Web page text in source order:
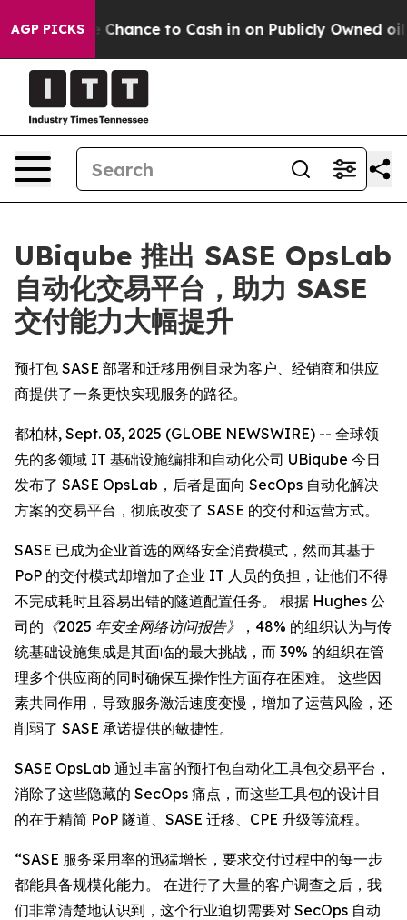
AGP PICKS
— the Chance to Cash in on Publicly Owned oil
UBiqube 推出 SASE OpsLab
自动化交易平台，助力 SASE
交付能力大幅提升
预打包 SASE 部署和迁移用例目录为客户、经销商和供应
商提供了一条更快实现服务的路径。
都柏林, Sept. 03, 2025 (GLOBE NEWSWIRE) -- 全球领
先的多领域 IT 基础设施编排和自动化公司 UBiqube 今日
发布了 SASE OpsLab，后者是面向 SecOps 自动化解决
方案的交易平台，彻底改变了 SASE 的交付和运营方式。
SASE 已成为企业首选的网络安全消费模式，然而其基于
PoP 的交付模式却增加了企业 IT 人员的负担，让他们不得
不完成耗时且容易出错的隧道配置任务。 根据 Hughes 公
司的 《2025 年安全网络访问报告》
，48% 的组织认为与传
统基础设施集成是其面临的最大挑战，而 39% 的组织在管
理多个供应商的同时确保互操作性方面存在困难。 这些因
素共同作用，导致服务激活速度变慢，增加了运营风险，还
削弱了 SASE 承诺提供的敏捷性。
SASE OpsLab 通过丰富的预打包自动化工具包交易平台，
消除了这些隐藏的 SecOps 痛点，而这些工具包的设计目
的在于精简 PoP 隧道、SASE 迁移、CPE 升级等流程。
“SASE 服务采用率的迅猛增长，要求交付过程中的每一步
都能具备规模化能力。 在进行了大量的客户调查之后，我
们非常清楚地认识到，这个行业迫切需要对 SecOps 自动